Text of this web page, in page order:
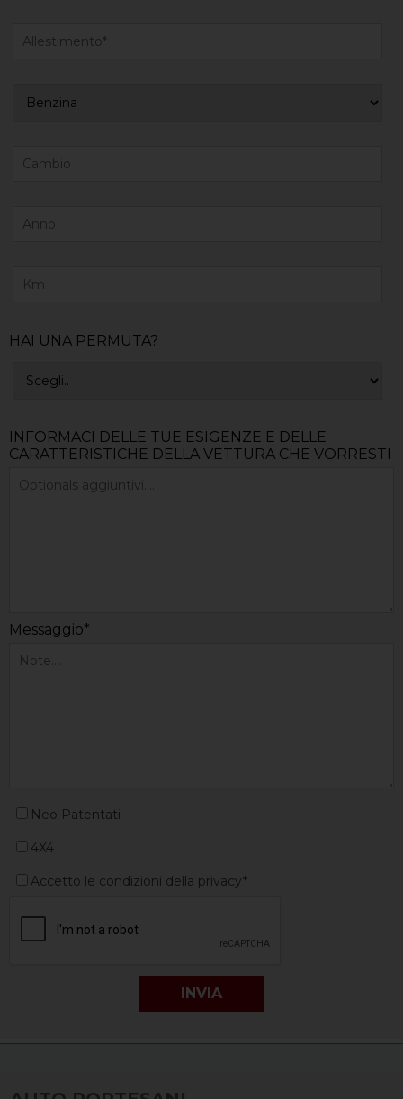
HAI UNA PERMUTA?
INFORMACI DELLE TUE ESIGENZE E DELLE
CARATTERISTICHE DELLA VETTURA CHE VORRESTI
Messaggio*
Neo Patentati
4X4
Accetto le condizioni della privacy*